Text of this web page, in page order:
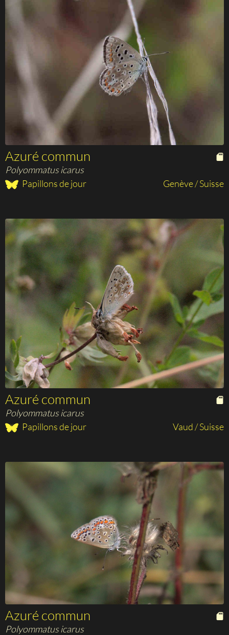
Azuré commun
Polyommatus icarus
Papillons de jour
Genève / Suisse
Azuré commun
Polyommatus icarus
Papillons de jour
Vaud / Suisse
Azuré commun
Polyommatus icarus